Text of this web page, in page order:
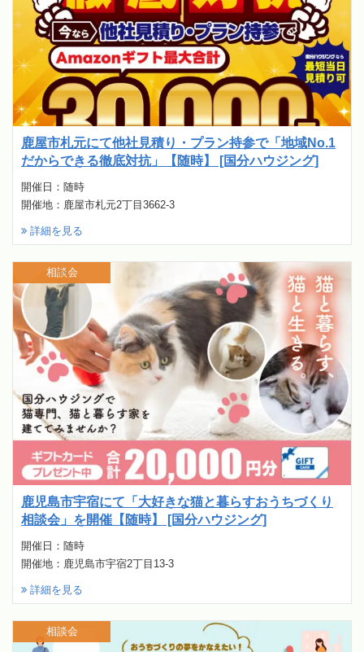
鹿屋市札元にて他社見積り・プラン持参で「地域No.1
だからできる徹底対抗」【随時】 [国分ハウジング]
開催日：随時
開催地：鹿屋市札元2丁目3662-3
詳細を見る
鹿児島市宇宿にて「大好きな猫と暮らすおうちづくり
相談会」を開催【随時】 [国分ハウジング]
開催日：随時
開催地：鹿児島市宇宿2丁目13-3
詳細を見る
相談会
相談会